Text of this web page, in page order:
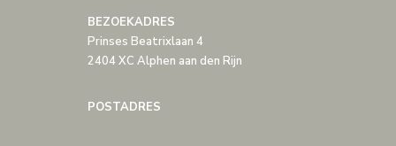
BEZOEKADRES
Prinses Beatrixlaan 4
2404 XC Alphen aan den Rijn
POSTADRES